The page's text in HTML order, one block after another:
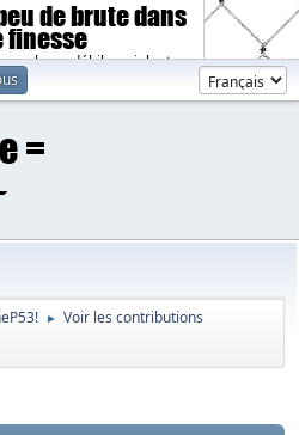
de brute dans
finesse
sombres, débiles, violents.
► Voir les contributions